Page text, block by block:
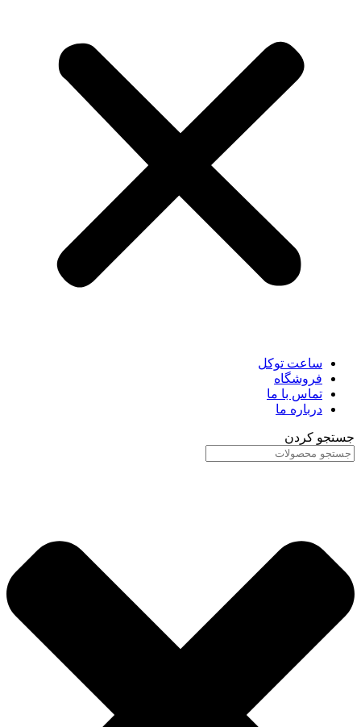
ساعت توکل
فروشگاه
تماس با ما
درباره ما
جستجو کردن